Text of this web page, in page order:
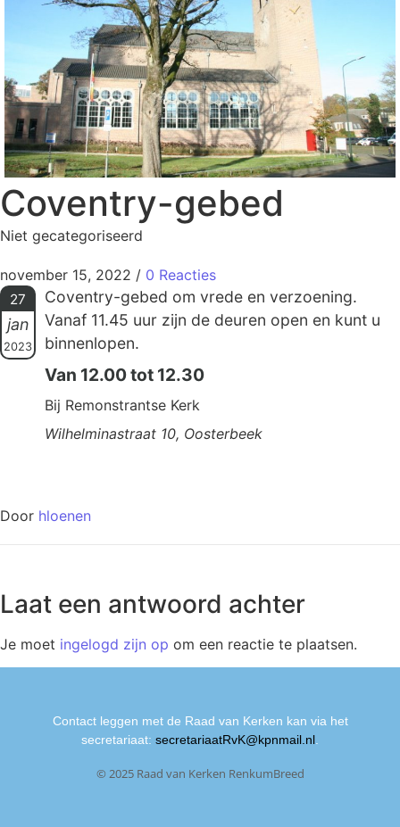
Coventry-gebed
Niet gecategoriseerd
november 15, 2022 / 0 Reacties
27
jan
2023
Coventry-gebed om vrede en verzoening.
Vanaf 11.45 uur zijn de deuren open en kunt u
binnenlopen.
Van 12.00 tot 12.30
Bij Remonstrantse Kerk
Wilhelminastraat 10, Oosterbeek
Door hloenen
Laat een antwoord achter
Je moet ingelogd zijn op om een reactie te plaatsen.
Contact leggen met de Raad van Kerken kan via het
secretariaat: secretariaatRvK@kpnmail.nl.
© 2025 Raad van Kerken RenkumBreed